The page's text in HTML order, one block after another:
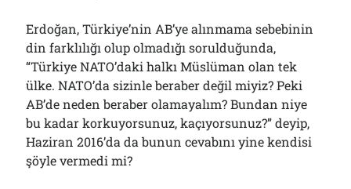
Erdoğan, Türkiye’nin AB’ye alınmama sebebinin
din farklılığı olup olmadığı sorulduğunda,
“Türkiye NATO’daki halkı Müslüman olan tek
ülke. NATO’da sizinle beraber değil miyiz? Peki
AB’de neden beraber olamayalım? Bundan niye
bu kadar korkuyorsunuz, kaçıyorsunuz?” deyip,
Haziran 2016’da da bunun cevabını yine kendisi
şöyle vermedi mi?